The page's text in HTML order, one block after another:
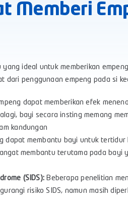
Memberi
ideal untuk memberikan
dari penggunaan empeng pada si
dapat memberikan efek
bayi secara insting memang
kandungan
dapat membantu bayi untuk tertidur
membantu terutama pada bayi
(SIDS): Beberapa penelitian
risiko SIDS, namun masih